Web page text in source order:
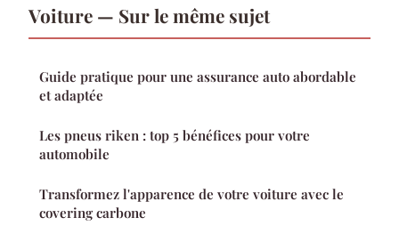
Voiture — Sur le même sujet
Guide pratique pour une assurance auto abordable
et adaptée
Les pneus riken : top 5 bénéfices pour votre
automobile
Transformez l'apparence de votre voiture avec le
covering carbone